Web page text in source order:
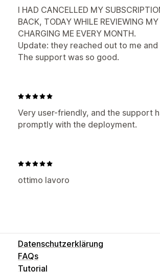
I HAD CANCELLED MY
BACK, TODAY WHILE REVIEWING
CHARGING ME EVERY MONTH.
Update: they reached out to me
The support was so good.
Very user-friendly, and the support
promptly with the deployment.
ottimo lavoro
Datenschutzerklärung
FAQs
Tutorial